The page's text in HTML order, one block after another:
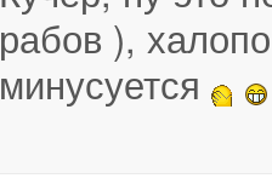
рабов ),
минусуется